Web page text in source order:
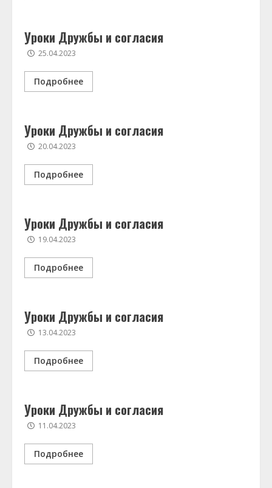
Уроки Дружбы и согласия
25.04.2023
Подробнее
Уроки Дружбы и согласия
20.04.2023
Подробнее
Уроки Дружбы и согласия
19.04.2023
Подробнее
Уроки Дружбы и согласия
13.04.2023
Подробнее
Уроки Дружбы и согласия
11.04.2023
Подробнее